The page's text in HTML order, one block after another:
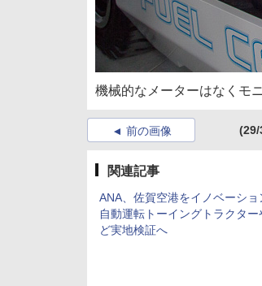
機械的なメーターはなくモ
前の画像 (29/
関連記事
ANA、佐賀空港をイノベーシ
自動運転トーイングトラクタ
ど実地検証へ